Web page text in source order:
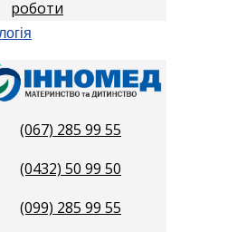
роботи
(067) 285 99 55
(0432) 50 99 50
(099) 285 99 55